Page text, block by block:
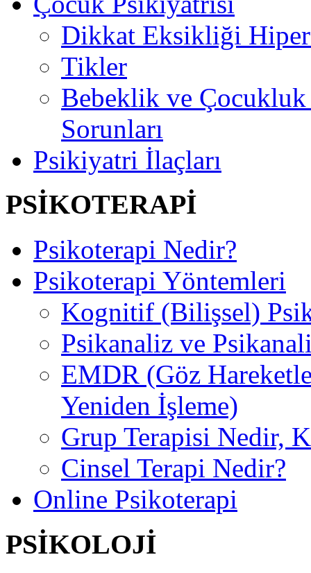
Dikkat Eksikliği
Tikler
Bebeklik ve
Sorunları
Psikiyatri İlaçları
PSİKOTERAPİ
Psikoterapi Nedir?
Psikoterapi Yöntemleri
Kognitif (Bilişsel)
Psikanaliz ve
EMDR (Göz
Yeniden İşleme)
Grup Terapisi Nedir,
Cinsel Terapi Nedir?
Online Psikoterapi
PSİKOLOJİ